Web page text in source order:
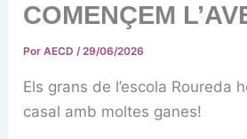
COMENÇEM
PorAECD/29/06/2026
Els grans de l’escola Roureda
casal amb moltes ganes!